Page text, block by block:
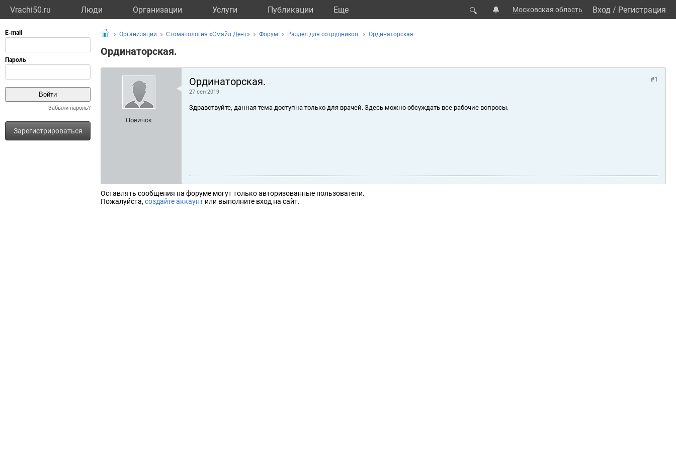
Vrachi50.ru Люди Организации Услуги Публикации Eще 🔍 🔔 Московская область Вход / Регистрация
Забыли пароль?
Зарегистрироваться
Организации Стоматология «Смайл Дент» Форум Раздел для сотрудников. Ординаторская.
Ординаторская.
Новичок
Ординаторская.
27 сен 2019
#1
Здравствуйте, данная тема доступна только для врачей. Здесь можно обсуждать все рабочие вопросы.
Оставлять сообщения на форуме могут только авторизованные пользователи.
Пожалуйста, создайте аккаунт или выполните вход на сайт.